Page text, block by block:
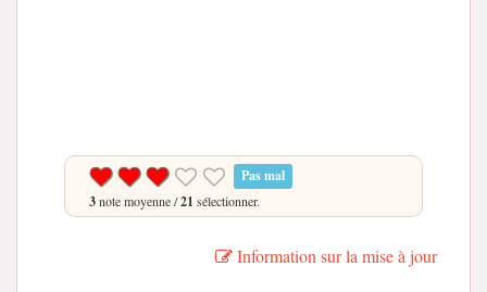
Pas mal
3note moyenne /21 sélectionner.
Information sur la mise à jour